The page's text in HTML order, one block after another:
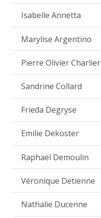
Isabelle Annetta
Marylise Argentino
Pierre Olivier Charlier
Sandrine Collard
Frieda Degryse
Emilie Dekoster
Raphaël Demoulin
Véronique Detienne
Nathalie Ducenne